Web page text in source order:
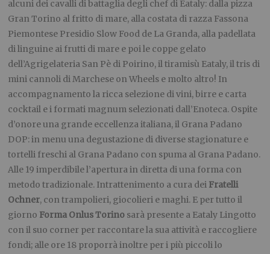
alcuni dei cavalli di battaglia degli chef di Eataly: dalla pizza
Gran Torino al fritto di mare, alla costata di razza Fassona
Piemontese Presidio Slow Food de La Granda, alla padellata
di linguine ai frutti di mare e poi le coppe gelato
dell’Agrigelateria San Pè di Poirino, il tiramisù Eataly, il tris di
mini cannoli di Marchese on Wheels e molto altro! In
accompagnamento la ricca selezione di vini, birre e carta
cocktail e i formati magnum selezionati dall’Enoteca. Ospite
d’onore una grande eccellenza italiana, il Grana Padano
DOP: in menu una degustazione di diverse stagionature e
tortelli freschi al Grana Padano con spuma al Grana Padano.
Alle 19 imperdibile l’apertura in diretta di una forma con
metodo tradizionale. Intrattenimento a cura dei Fratelli
Ochner, con trampolieri, giocolieri e maghi. E per tutto il
giorno Forma Onlus Torino sarà presente a Eataly Lingotto
con il suo corner per raccontare la sua attività e raccogliere
fondi; alle ore 18 proporrà inoltre per i più piccoli lo